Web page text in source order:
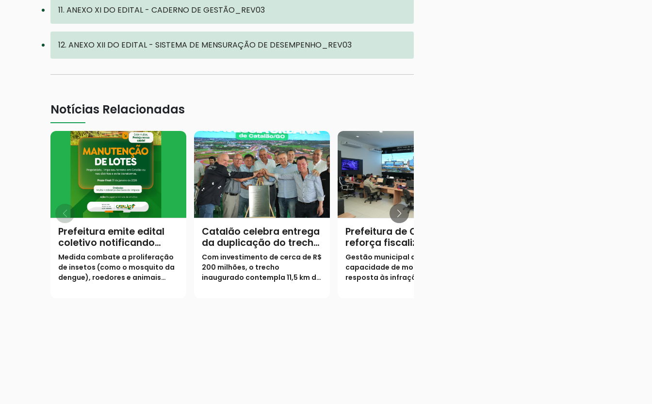
11. ANEXO XI DO EDITAL - CADERNO DE GESTÃO_REV03
12. ANEXO XII DO EDITAL - SISTEMA DE MENSURAÇÃO DE DESEMPENHO_REV03
Notícias Relacionadas
Prefeitura emite edital
coletivo notificando
proprietários para
limpeza de lotes até 31
de janeiro
Medida combate a proliferação
de insetos (como o mosquito da
dengue), roedores e animais
Catalão celebra entrega
da duplicação do trecho
urbano da BR-050
Com investimento de cerca de R$
200 milhões, o trecho
inaugurado contempla 11,5 km de
Prefeitura de Catalão
reforça fiscalização
ambiental com presença
ativa no Centro de
Inteligência
Gestão municipal amplia
capacidade de monitoramento e
resposta às infrações